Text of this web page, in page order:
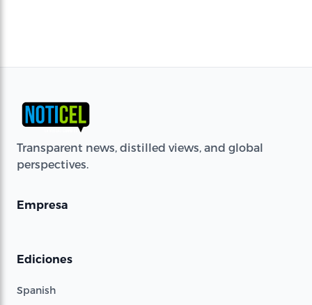
Transparent news, distilled views, and global
perspectives.
Empresa
Ediciones
Spanish